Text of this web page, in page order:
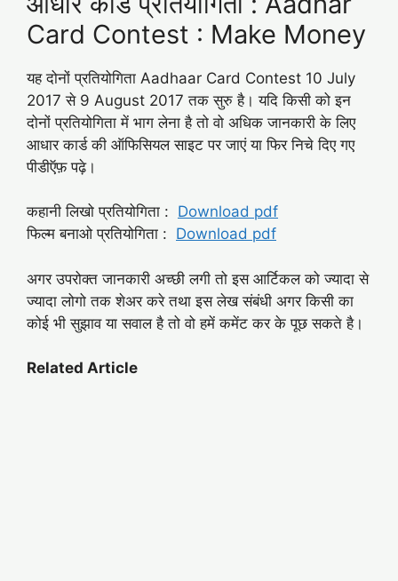
Card Contest : Make Money
यह दोनों प्रतियोगिता Aadhaar Card Contest 10 July
2017 से 9 August 2017 तक सुरु है। यदि किसी को इन
दोनों प्रतियोगिता में भाग लेना है तो वो अधिक जानकारी के लिए
आधार कार्ड की ऑफिसियल साइट पर जाएं या फिर निचे दिए गए
पीडीऍफ़ पढ़े।
कहानी लिखो प्रतियोगिता : Download pdf
फिल्म बनाओ प्रतियोगिता : Download pdf
अगर उपरोक्त जानकारी अच्छी लगी तो इस आर्टिकल को ज्यादा से
ज्यादा लोगो तक शेअर करे तथा इस लेख संबंधी अगर किसी का
कोई भी सुझाव या सवाल है तो वो हमें कमेंट कर के पूछ सकते है।
Related Article